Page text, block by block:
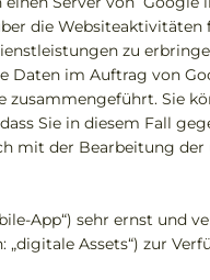
die Websiteaktivitäten
zu
im Auftrag von
Sie
Sie in diesem Fall
mit der Bearbeitung der
App“) sehr ernst und
Assets“) zur